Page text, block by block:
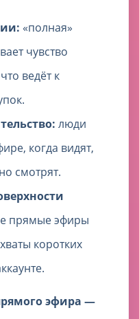
«полная»
чувство
ведёт к
люди
когда видят,
смотрят.
прямые эфиры
коротких
эфира —